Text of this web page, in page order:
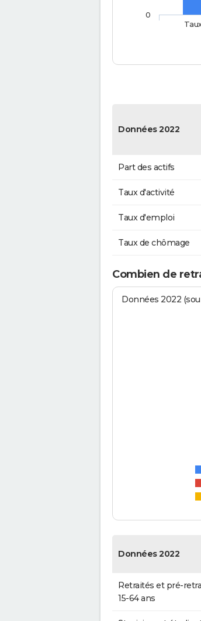
0
Données 2022
Part des actifs
Taux d'activité
Taux d'emploi
Taux de chômage
Combien de
Données 2022
Données 2022
Retraités et pré-
15-64 ans